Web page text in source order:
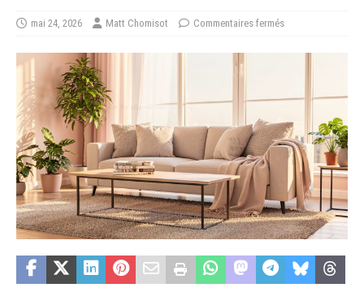
mai 24, 2026 Matt Chomisot Commentaires fermés